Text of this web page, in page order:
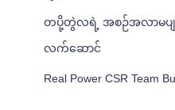
တပို့တွဲလရဲ့ အစဉ်အလာမပျက်
လက်ဆောင်
Real Power CSR Team